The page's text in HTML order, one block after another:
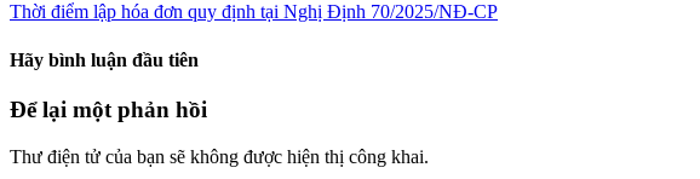
Thời điểm lập hóa đơn quy định tại Nghị Định 70/2025/NĐ-CP
Hãy bình luận đầu tiên
Để lại một phản hồi
Thư điện tử của bạn sẽ không được hiện thị công khai.